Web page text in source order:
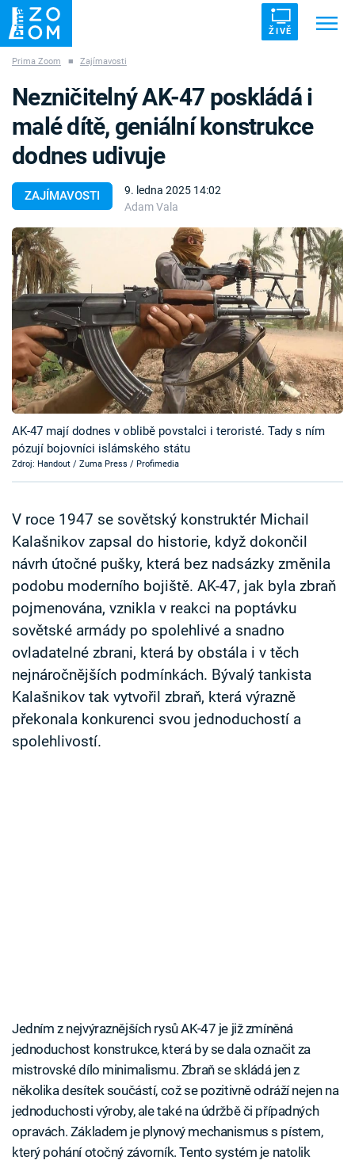
ŽIVĚ
ZÁHADY VETŘELCI DÁVNOVĚKU
Témata
Témata
Pořady
TV Program
Časopis
Sledujte prima+
Přihlášení
Sledujte nás
Prima Zoom ■ Zajímavosti
ZAJÍMAVOSTI
9. ledna 2025 14:02
Adam Vala
Nezničitelný AK-47 poskládá i
malé dítě, geniální konstrukce
dodnes udivuje
AK-47 mají dodnes v oblibě povstalci i teroristé. Tady s ním
pózují bojovníci islámského státu
Zdroj: Handout / Zuma Press / Profimedia
V roce 1947 se sovětský konstruktér Michail
Kalašnikov zapsal do historie, když dokončil
návrh útočné pušky, která bez nadsázky změnila
podobu moderního bojiště. AK-47, jak byla zbraň
pojmenována, vznikla v reakci na poptávku
sovětské armády po spolehlivé a snadno
ovladatelné zbrani, která by obstála i v těch
nejnáročnějších podmínkách. Bývalý tankista
Kalašnikov tak vytvořil zbraň, která výrazně
překonala konkurenci svou jednoduchostí a
spolehlivostí.
Jedním z nejvýraznějších rysů AK-47 je již zmíněná
jednoduchost konstrukce, která by se dala označit za
mistrovské dílo minimalismu. Zbraň se skládá jen z
několika desítek součástí, což se pozitivně odráží nejen na
jednoduchosti výroby, ale také na údržbě či případných
opravách. Základem je plynový mechanismus s pístem,
který pohání otočný závorník. Tento systém je natolik